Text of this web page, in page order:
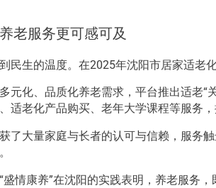
老服务更可感可及
民生的温度。在2025年沈阳市居家适老
元化、品质化养老需求，平台推出适老“
适老化产品购买、老年大学课程等服务，
了大量家庭与长者的认可与信赖，服务
情康养”在沈阳的实践表明，养老服务